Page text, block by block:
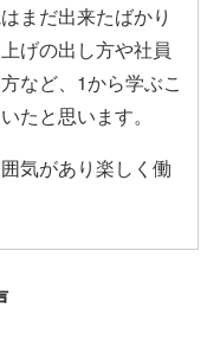
まだ出来たばかり
げの出し方や社員
など、1から学ぶこ
たと思います。
気があり楽しく働